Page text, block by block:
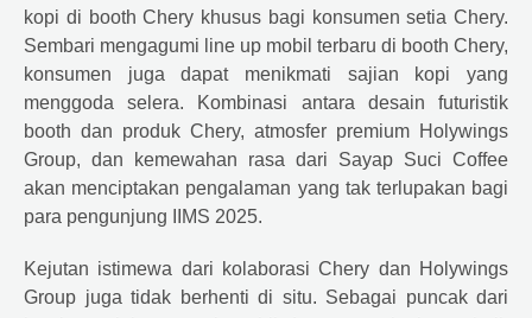
kopi di booth Chery khusus bagi konsumen setia Chery.
Sembari mengagumi line up mobil terbaru di booth Chery,
konsumen juga dapat menikmati sajian kopi yang
menggoda selera. Kombinasi antara desain futuristik
booth dan produk Chery, atmosfer premium Holywings
Group, dan kemewahan rasa dari Sayap Suci Coffee
akan menciptakan pengalaman yang tak terlupakan bagi
para pengunjung IIMS 2025.
Kejutan istimewa dari kolaborasiChery dan Holywings
Group juga tidak berhenti di situ. Sebagai puncak dari